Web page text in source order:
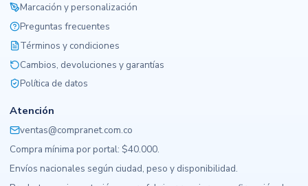
Marcación y personalización
Preguntas frecuentes
Términos y condiciones
Cambios, devoluciones y garantías
Política de datos
Atención
ventas@compranet.com.co
Compra mínima por portal: $40.000.
Envíos nacionales según ciudad, peso y disponibilidad.